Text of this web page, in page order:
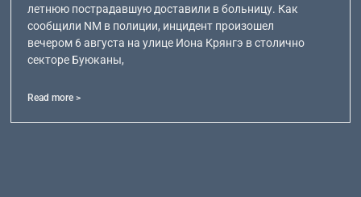
летнюю пострадавшую доставили в больницу. Как
сообщили NM в полиции, инцидент произошел
вечером 6 августа на улице Иона Крянгэ в столично
секторе Буюканы,
Read more >